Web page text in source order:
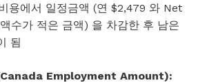
용에서 일정금액 (연 $2,479 와 Net
수가 적은 금액) 을 차감한 후 남은
됨
Employment Amount):